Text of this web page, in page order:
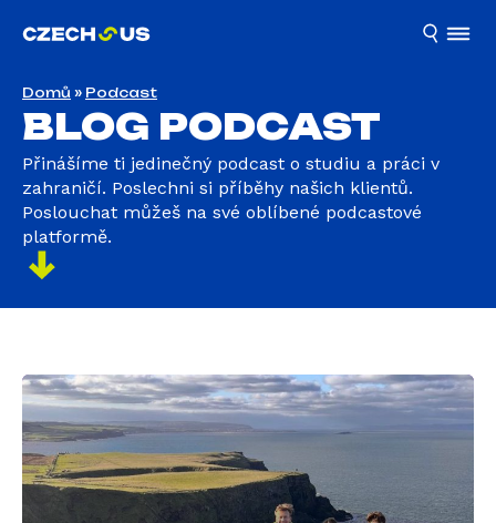
Domů » Podcast
BLOG PODCAST
Přinášíme ti jedinečný podcast o studiu a práci v
zahraničí. Poslechni si příběhy našich klientů.
Poslouchat můžeš na své oblíbené podcastové
platformě.